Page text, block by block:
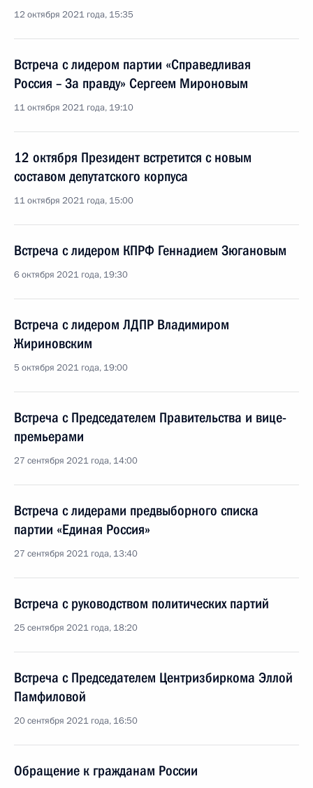
12 октября 2021 года, 15:35
Встреча с лидером партии «Справедливая
Россия – За правду» Сергеем Мироновым
11 октября 2021 года, 19:10
12 октября Президент встретится с новым
составом депутатского корпуса
11 октября 2021 года, 15:00
Встреча с лидером КПРФ Геннадием Зюгановым
6 октября 2021 года, 19:30
Встреча с лидером ЛДПР Владимиром
Жириновским
5 октября 2021 года, 19:00
Встреча с Председателем Правительства и вице-
премьерами
27 сентября 2021 года, 14:00
Встреча с лидерами предвыборного списка
партии «Единая Россия»
27 сентября 2021 года, 13:40
Встреча с руководством политических партий
25 сентября 2021 года, 18:20
Встреча с Председателем Центризбиркома Эллой
Памфиловой
20 сентября 2021 года, 16:50
Обращение к гражданам России